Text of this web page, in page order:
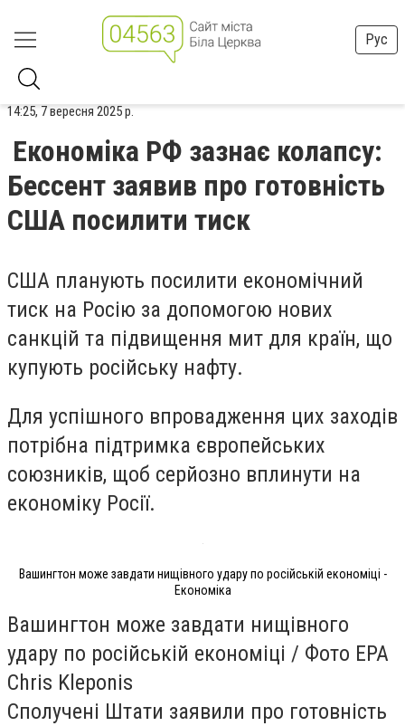
Рус
14:25, 7 вересня 2025 р.
Економіка РФ зазнає колапсу:
Бессент заявив про готовність
США посилити тиск
США планують посилити економічний
тиск на Росію за допомогою нових
санкцій та підвищення мит для країн, що
купують російську нафту.
Для успішного впровадження цих заходів
потрібна підтримка європейських
союзників, щоб серйозно вплинути на
економіку Росії.
Вашингтон може завдати нищівного удару по російській економіці -
Економіка
Вашингтон може завдати нищівного
удару по російській економіці / Фото EPA
Chris Kleponis
Сполучені Штати заявили про готовність